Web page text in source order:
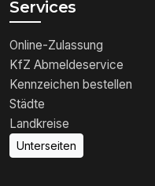
Services
Online-Zulassung
KfZ Abmeldeservice
Kennzeichen bestellen
Städte
Landkreise
Unterseiten